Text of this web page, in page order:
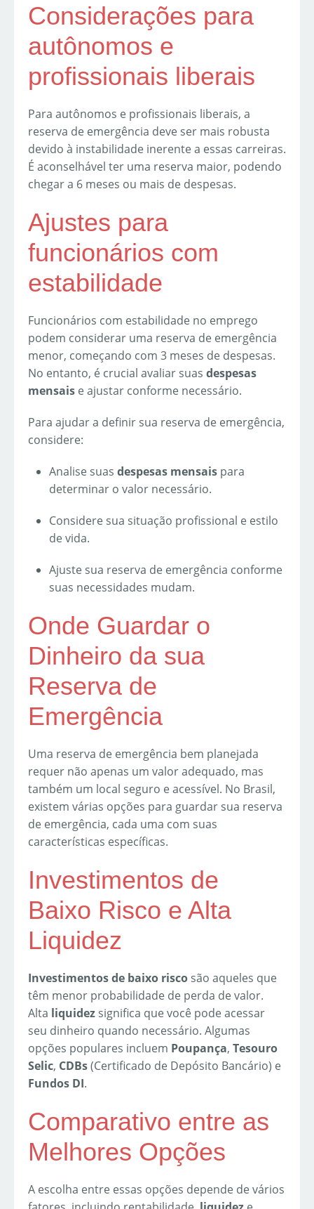
Considerações para
autônomos e
profissionais liberais
Para autônomos e profissionais liberais, a
reserva de emergência deve ser mais robusta
devido à instabilidade inerente a essas carreiras.
É aconselhável ter uma reserva maior, podendo
chegar a 6 meses ou mais de despesas.
Ajustes para
funcionários com
estabilidade
Funcionários com estabilidade no emprego
podem considerar uma reserva de emergência
menor, começando com 3 meses de despesas.
No entanto, é crucial avaliar suas despesas
mensais e ajustar conforme necessário.
Para ajudar a definir sua reserva de emergência,
considere:
Analise suas despesas mensais para
determinar o valor necessário.
Considere sua situação profissional e estilo
de vida.
Ajuste sua reserva de emergência conforme
suas necessidades mudam.
Onde Guardar o
Dinheiro da sua
Reserva de
Emergência
Uma reserva de emergência bem planejada
requer não apenas um valor adequado, mas
também um local seguro e acessível. No Brasil,
existem várias opções para guardar sua reserva
de emergência, cada uma com suas
características específicas.
Investimentos de
Baixo Risco e Alta
Liquidez
Investimentos de baixo risco são aqueles que
têm menor probabilidade de perda de valor.
Alta liquidez significa que você pode acessar
seu dinheiro quando necessário. Algumas
opções populares incluem Poupança, Tesouro
Selic, CDBs(Certificado de Depósito Bancário) e
Fundos DI.
Comparativo entre as
Melhores Opções
A escolha entre essas opções depende de vários